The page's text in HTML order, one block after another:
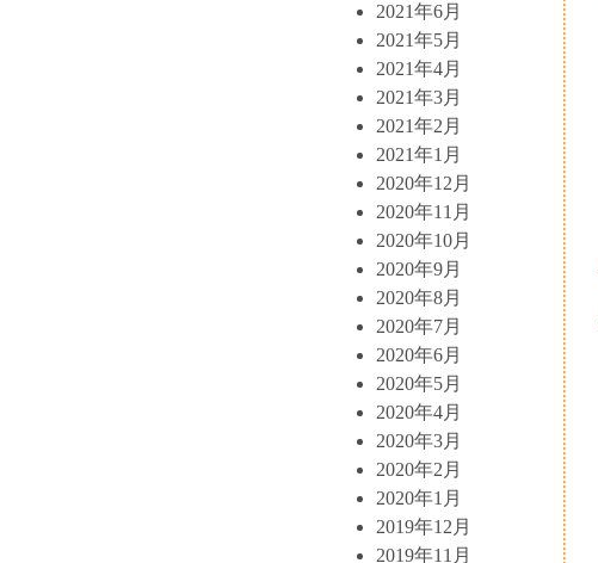
2021年6月
2021年5月
2021年4月
2021年3月
2021年2月
2021年1月
2020年12月
2020年11月
2020年10月
2020年9月
2020年8月
2020年7月
2020年6月
2020年5月
2020年4月
2020年3月
2020年2月
2020年1月
2019年12月
2019年11月